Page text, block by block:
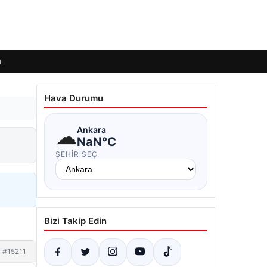
#15211
Hava Durumu
☁Ankara
NaN°C
ŞEHIR SEÇ
Bizi Takip Edin